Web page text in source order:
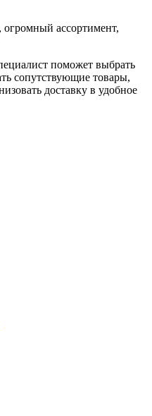
ассортимент,
поможет выбрать
сопутствующие товары,
доставку в удобное